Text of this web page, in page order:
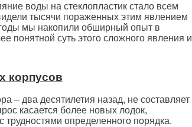
воды на стеклопластик стало всем
тысячи пораженных этим явлением
мы накопили обширный опыт в
понятной суть этого сложного явления и
корпусов
– два десятилетия назад, не составляет
касается более новых лодок,
определенного порядка.